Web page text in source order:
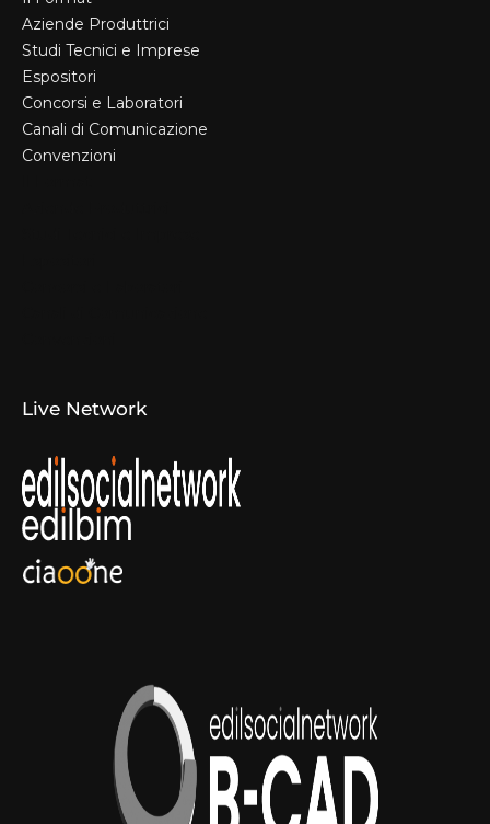
Aziende Produttrici
Studi Tecnici e Imprese
Espositori
Concorsi e Laboratori
Canali di Comunicazione
Convenzioni
Live Network